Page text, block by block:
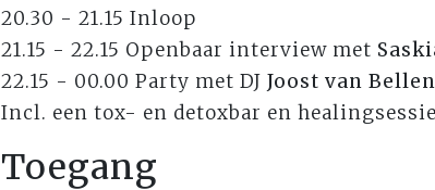
20.30 - 21.15 Inloop
21.15 - 22.15 Openbaar interview met
22.15 - 00.00 Party met DJ Joost van Bellen
Incl. een tox- en detoxbar en
Toegang